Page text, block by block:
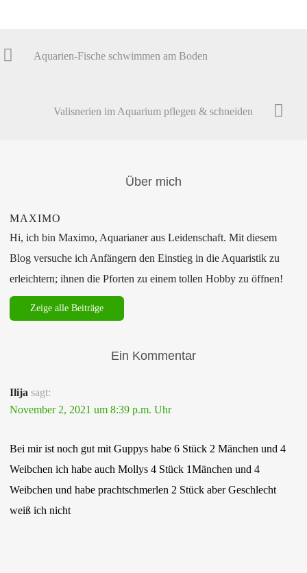
Aquarien-Fische schwimmen am Boden
Valisnerien im Aquarium pflegen & schneiden
Über mich
MAXIMO
Hi, ich bin Maximo, Aquarianer aus Leidenschaft. Mit diesem
Blog versuche ich Anfängern den Einstieg in die Aquaristik zu
erleichtern; ihnen die Pforten zu einem tollen Hobby zu öffnen!
Zeige alle Beiträge
Ein Kommentar
Ilija sagt:
November 2, 2021 um 8:39 p.m. Uhr
Bei mir ist noch gut mit Guppys habe 6 Stück 2 Mänchen und 4
Weibchen ich habe auch Mollys 4 Stück 1Mänchen und 4
Weibchen und habe prachtschmerlen 2 Stück aber Geschlecht
weiß ich nicht